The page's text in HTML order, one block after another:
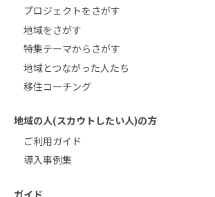
プロジェクトをさがす
地域をさがす
特集テーマからさがす
地域とつながった人たち
移住コーチング
地域の人(スカウトしたい人)の方
ご利用ガイド
導入事例集
ガイド